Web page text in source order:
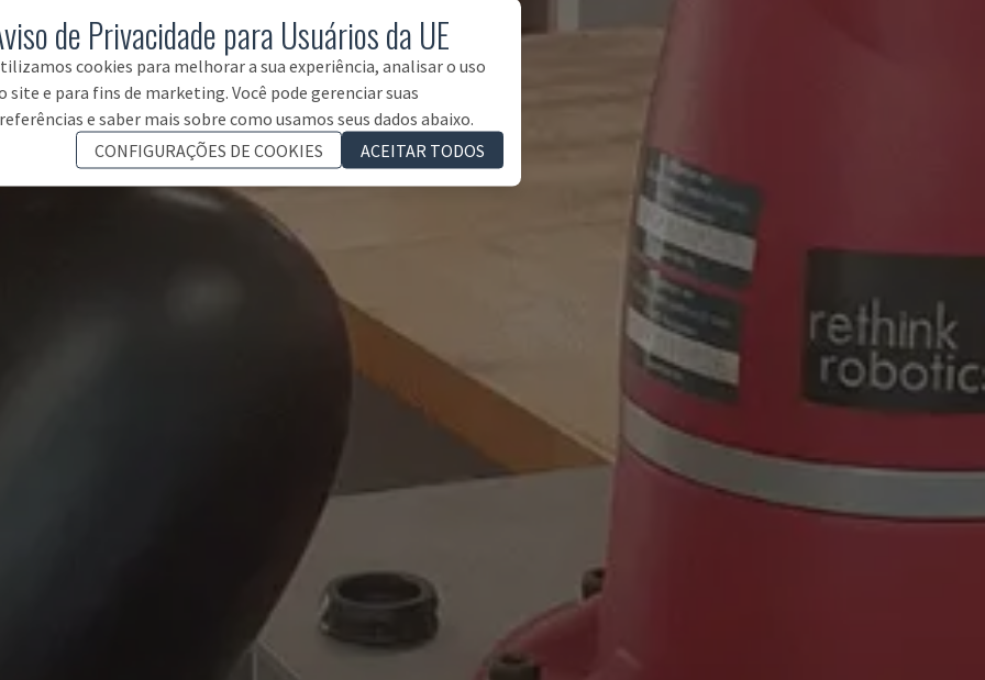
de Privacidade para Usuários da UE
cookies para melhorar a sua experiência, analisar o uso
site e para fins de marketing. Você pode gerenciar suas
e saber mais sobre como usamos seus dados abaixo.
CONFIGURAÇÕES DE COOKIES
ACEITAR TODOS